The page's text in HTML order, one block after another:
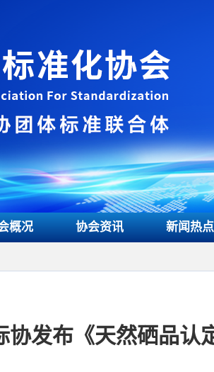
概况 协会资讯 新闻热点
协发布《天然硒品认